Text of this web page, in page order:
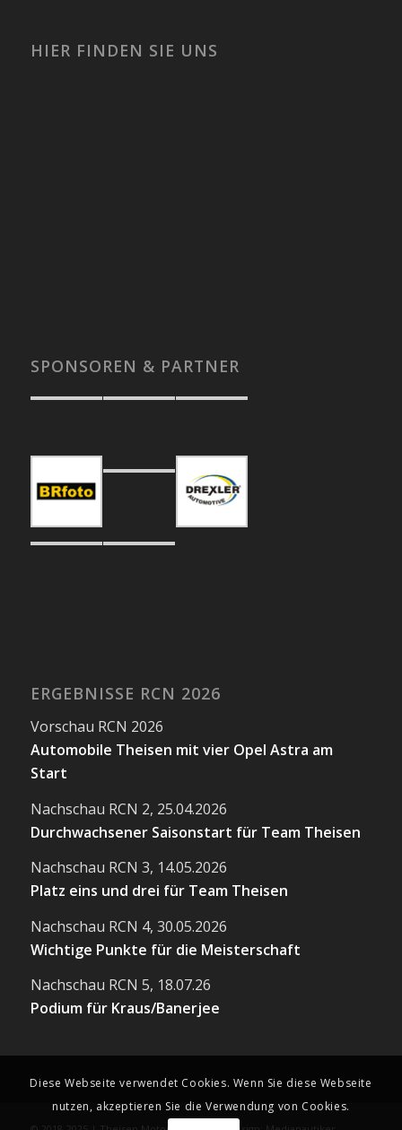
HIER FINDEN SIE UNS
SPONSOREN & PARTNER
ERGEBNISSE RCN 2026
Vorschau RCN 2026
Automobile Theisen mit vier Opel Astra am
Start
Nachschau RCN 2, 25.04.2026
Durchwachsener Saisonstart für Team Theisen
Nachschau RCN 3, 14.05.2026
Platz eins und drei für Team Theisen
Nachschau RCN 4, 30.05.2026
Wichtige Punkte für die Meisterschaft
Nachschau RCN 5, 18.07.26
Podium für Kraus/Banerjee
Diese Webseite verwendet Cookies. Wenn Sie diese Webseite
nutzen, akzeptieren Sie die Verwendung von Cookies.